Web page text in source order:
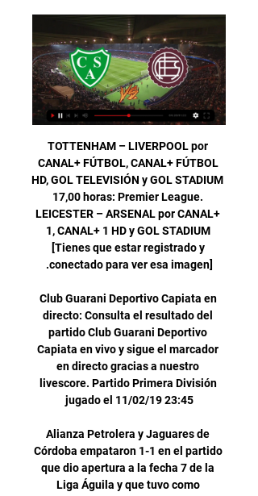
TOTTENHAM – LIVERPOOL por CANAL+ FÚTBOL, CANAL+ FÚTBOL HD, GOL TELEVISIÓN y GOL STADIUM 17,00 horas: Premier League. LEICESTER – ARSENAL por CANAL+ 1, CANAL+ 1 HD y GOL STADIUM [Tienes que estar registrado y conectado para ver esa imagen].

Club Guarani Deportivo Capiata en directo: Consulta el resultado del partido Club Guarani Deportivo Capiata en vivo y sigue el marcador en directo gracias a nuestro livescore. Partido Primera División jugado el 11/02/19 23:45

Alianza Petrolera y Jaguares de Córdoba empataron 1-1 en el partido que dio apertura a la fecha 7 de la Liga Águila y que tuvo como escenario el estadio Daniel Villa Zapata de Barrancabermeja. Los goles del encuentro fueron obra de Alexis Serna Romaña por los 'petroleros' y Harrison Mojica por

Universidad de Buenos Aires; CBC UBA; Universidad Nacional de Lomas de Zamora; Universidad Nacional de General Sarmiento; Universidad Nacional de San Martín; Univesidad Nacional de Luján; Universidad Nacional de Tres de Febrero; Universidad de La Matanza; Universidad Tecnológica Nacional; Carreras cortas terciarias (privados) Guía de.

El Ministerio de Salud dijo este miércoles que Brasil tiene 677 casos confirmados de sarampión, todos ellos por dos brotes que llegaron a los estados de Roraima y Amazonas, provenientes de Venezuela.

Real Madrid vs. Villarreal EN VIVO EN DIRECTO por ESPN ONLINE duelo por la Liga Española El Comercio. DIRECTO).,. Real Madrid Leganés en V.i.v.o gratis ver Real Madrid Leganés transmisión partido l.i.v.e. 18/01/2018 | 00:27 (Ver..)) Real Madrid. vs. Leganés. EN VIVO DIRECTO 18 Enero 2018 Online.

[2019]$$!~!~VIVO...Monterrey Tigres e.n directo gratis tv Online. Monterrey vs Tigres EN VIVO. HOY por semifinales del Torneo Clausura de la Liga MX. Monterrey vs Tigres EN VIVO Final Liga MX Femenil 2019 partido hoy. www.eventbrite.es

El Barcelona - Chelsea se disputará el miércoles 14 de marzo a las 20:45 horas en el Camp Nou. Dónde ver el Barcelona - Chelsea por TV. El partido se podrá ver por televisión a través del canal de beIN SPORTS. También se podrá seguir online, en vivo y en directo desde la web de Mundo Deportivo.

La Academia Cantolao marcha a paso firme en el Torneo de Verano. El conjunto del 'Delfín' venció 2-0 a Real Garcilaso en el estadio Miguel Grau del Callao por la cuarta fecha. Su tercera victoria en cuatro partidos disputados. Los chalacos encontraron el camino del triunfo en el segundo

Crea aquí un acceso directo a tus deportes, eventos, equipos y jugadores favoritos. Actualmente no sigues a nadie.. Fraikin BM. Granollers no pudo sumar puntos en su estreno liguero en O Gatañal (36-33). Benidorm 20:45h BM.

En un intenso partido, Guabirá y Blooming dividieron honores en Montero e igualaron a un gol, en un partido jugado en el estadio Gilberto Parada correspondiente a la undecima jornada del Torneo Clausura 2019. Los locales se adelantaron al 47’ con gol de Waldemar Acosta, pero la academia cruceña igualó al 67’ con un tanto de Alexis Blanco.

Acompaños a la transmisión en vivo de la presentación de los carteles de la Temporada Grande 2017-2018 de la Plaza México. A partir de las 18:45 horas, desde cualquier punto de la geografía taurina síguenos a través de Facebook Live de Plaza México.

Los Sultanes de Monterrey apoyaron con 20 hits el pitcheo de Javier Solano y derrotaron diez carreras por seis a los Generales de Durango en el segundo juego de la serie. Javier Solano, quien tuvo problemas en todos sus innings, se llevó el triunfo con cinco entradas, diez hits, dos ponches, una

El Mestalla supera al Nàstic en el último test de pretemporada. Este sitio web hace uso de cookies con la finalidad de recopilar datos estadísticos anónimos de uso de la web, así como la mejora del funcionamiento y personalización de la experiencia de navegación del usuario.

Ver Sarmiento Lanús en vivo y en directo Tigre vs. Sarmiento hace 7 horas — Resumen del partido Lanús vs. Sarmiento (Junín) Argentine Copa De La Liga Toca un ícono para ver más. Comentario de partido. -.

LANUS VS SARMIENTO - EN VIVO!! - YouTube YouTube YouTube 2:36:20 YouTube Fortaleza Granate 19 sept 2023 19 sept 2023

el sporting se interesa en el centrocampista del athletic de bilbao mikel vesga Vesga intenta golpear un balón en el Molinón con el Athletic El Sporting de Gijón sigue trabajando en reforzar el equipo en este mercado invernal, el director deportivo, Nico Rodríguez se reunio el día de ayer, con el primer técnico, Rubi para ver las necesidades del equipo gijones.

A seis series de que concluya el calendario regular de la Temporada 2019 de la Liga Mexicana de Beisbol (LMB), Guerreros de Oaxaca calificaría como sublíder de la Zona Sur y enfrentaría en la primera ronda de los play offs a los Leones de Yucatán, que al momento ocupan el tercer sitio.

Instantes después del salto inicial, el tablero electrónico de la Bombonerita sufrió un desperfecto y el encuentro fue suspendido. El Ciclón sumó dos puntos y clasificó a los playoffs. El partido de Boca ante San Lorenzo se suspendió por un problema en el tablero (@InfoXeneize). Boca y San

Porque vamos a ver, que pase en una caja o banco con unas tarjetas que no existían pero que tiraban euros que daba gloria verlo pues bueno, la diferencia era que, en teoría, gastaban dinero privado; pues mira, me interesa bastante poco, pero que lo hagan con nuestro dinero, durante tanto tiempo y de forma tan descarada y, sobre todo, que no.

Cómo ver en vivo Sarmiento vs Lanús: fútbol libre por celular hace 10 horas — Cómo ver en vivo Sarmiento vs Lanús: fútbol libre por celular · En Junín el local necesita sumar para escapar a la zona del descenso y la visita ...

Premios. Se convocan los siguientes premios durante las XXXVI Jornadas AES: Premio a la mejor Comunicación Oral, dotado de 1500€ y financiado por la Cátedra de Economía de la Salud y Uso Racional del Medicamento de la Universidad de Málaga.

Lo más visto en línea erótica y webcam porno en Lugo (Lugo). Línea erótica 24 horas al día, el mejor sexo telefónico de tu ciudad. Teléfono erótico con chicas de tu ciudad. La línea erótica mas económica con las chicas mas guapas te esta esperando. Webcam porno. Lugo (Lugo) - TusAmantes.es

Toda la información del partido Deportes Vallenar vs Lautaro de Buin en vivo de Segunda Chile (21 Abril 2019): Resumen, Estadísticas, Alineación y Resultados - Besoccer. Don't miss the most important football matches while navigating as usual through the pages of your choice.

Horario, resultado y estadísticas del Água Santa - Nacional SP | Copa Paulista G 2 2019 ¡Vas a denunciar un contenido! x. Denuncia sólo contenidos que incumplan nuestras Normas de uso o conducta. Aunque revisamos todas las denuncias que nos llegan, sólo respondemos si procede.

Valencia Basket-CSKA Moscú en directo. octubre 4, 2019 admin Deporte. Lee más: abc.es. Comparte con sus amigos! Navegación de entradas. Previous Post: Colau plantea unos presupuestos para Barcelona con un 9,5 % más de gasto. Next Post: Alcorcón – Albacete en directo…

Resumen del partido: Lanús 2-1 Sarmiento - TNT Sports Vivo. Liga Profesional. Resumen del partido: Lanús 2-1 Sarmiento. El Granate se quedó con tres puntos importantes y trepó al tercer puesto de ...TNT Sports · 22 abr 2023

La selección Sub-20 de Guatemala buscará el martes 12 de julio ante El Salvador, su segunda victoria en el Torneo UNCAF 2016, y nosotros te contamos cómo puedes seguir la transmisión en vivo del partido. Hasta el momento, el equipo dirigido por Erick González acumula una victoria ante la selección anfitriona y un empate en su debut ante.

Por su parte para el Athletic Bilbao este es un juego de puro trámite, pues ubicado en la posición 12 del torneo, el equipo se encuentra lejos de puestos europeos, además de estar salvado del descenso. Barcelona vs Atlético Bilbao: horario y dónde ver en vivo. México: 09:15 horas (tiempo del centro) por Sky Sports y TDN dando click aquí

Sarmiento 1 - 0 Lanús: resumen, gol y resultado - AS Argentina 17 abr 2021 — Sarmiento - Lan&uacute;s en vivo: Copa Liga Profesional, en directo hoy. Hay nuevos mensajes. Final: Sarmiento 1 - 0 Lanús. Sarmiento logró su ...

Saprissa vs Águila: Canal para ver el partido en directo. Este partido será transmitido por el Canal Fox Sports 3 para toda latinoamérica y también se podrá ver por Fox Sports Digital en la app y la web. Aquí podrás ver el relato minuto a minuto del partido para que no te pierdas de ninguna jugada.

Boavista » Estadísticas ante Vitória Setúbal. País: España. El exportero del Real Madrid vive un momento dulce en el Oporto y está demostrando un gran nivel durante las últimas semanas.. el Boavista (11º), este sábado en la 17ª jornada de la liga portuguesa, y el Oporto (2º), que recibe el domingo al Moreirense (16º),.

2012 . EDICION 21. 18 AL 22 DE MAYO. DE 13 A 21 H . LA RURAL. Información; Prensa; Galerías; Coleccionismo; Open Forum; Acciones; Adquisiciones; Video; Links.

En las últimas horas, Atlético de Rafaela anunció la contratación de Sebastián Lucracio, un ala pivot oriundo de La Plata que jugara hace un par de temporadas el TNA con Ciclista Juninense,y que pasara por Atlético Ceres Unión, de cara a la próxima Liga Provincial de Básquetbol. Asimismo

El Eibar dio el partido por perdido, pero Messi no se quería rendir, y un pase suyo a Suárez casi acaba en el cuarto gol de un Barcelona que se estaba gustando. Y así acabó el choque, con un equipo culé superior pero no avasallante ante un Eibar que hizo todo lo que pudo ante un rival lleno de genialidades individuales.

LANUS vs. SARMIENTO EN VIVO POR LA FECHA 5 DE LA YouTube YouTube 1:08 YouTube FUTBOL PASION PERMANENTE FPP 19 sept 2023 19 sept 2023

Ecuador vs Bolivia transmisión en vivo Copa del Mundo de clasificación en la PC Todos los aficionados al fútbol están invitados a ver el partido. Chile, Colombia y Uruguay se acercó a un lugar en Brasil 2014 con triunfos vitales en la fase de clasificación de la zona de América del Sur, mientras que Argentina y Ecuador